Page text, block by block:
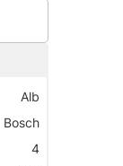
Alb
Bosch
4